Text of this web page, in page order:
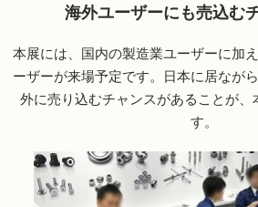
海外ユーザーにも売込む
本展には、国内の製造業ユーザーに加
ーザーが来場予定です。日本に居なが
外に売り込むチャンスがあることが
す。